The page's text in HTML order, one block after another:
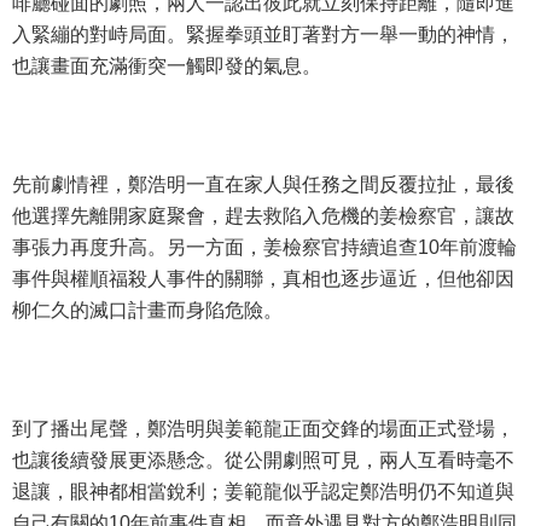
入緊繃的對峙局面。緊握拳頭並盯著對方一舉一動的神情，
也讓畫面充滿衝突一觸即發的氣息。
先前劇情裡，鄭浩明一直在家人與任務之間反覆拉扯，最後
他選擇先離開家庭聚會，趕去救陷入危機的姜檢察官，讓故
事張力再度升高。另一方面，姜檢察官持續追查10年前渡輪
事件與權順福殺人事件的關聯，真相也逐步逼近，但他卻因
柳仁久的滅口計畫而身陷危險。
到了播出尾聲，鄭浩明與姜範龍正面交鋒的場面正式登場，
也讓後續發展更添懸念。從公開劇照可見，兩人互看時毫不
退讓，眼神都相當銳利；姜範龍似乎認定鄭浩明仍不知道與